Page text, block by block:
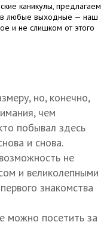
каникулы, предлагаем
в любые выходные — наш
и не слишком от этого
но, конечно,
чем
побывал здесь
и снова.
не
и великолепными
знакомства
можно посетить за